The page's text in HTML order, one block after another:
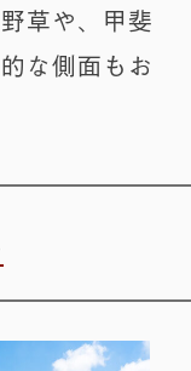
草や、甲斐
な側面もお